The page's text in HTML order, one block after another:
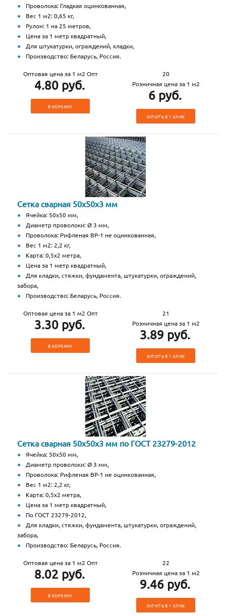
Проволока: Гладкая оцинкованная,
Вес 1 м2: 0,65 кг,
Рулон: 1 на 25 метров,
Цена за 1 метр квадратный,
Для штукатурки, ограждений, кладки,
Производство: Беларусь, Россия.
Оптовая цена за 1 м2 Опт
4.80 руб.
В КОРЗИНУ
20
Розничная цена за 1 м2
6 руб.
КУПИТЬ В 1 КЛИК
Сетка сварная 50х50х3 мм
Ячейка: 50х50 мм,
Диаметр проволоки: Ø 3 мм,
Проволока: Рифленая ВР-1 не оцинкованная,
Вес 1 м2: 2,2 кг,
Карта: 0,5х2 метра,
Цена за 1 метр квадратный,
Для кладки, стяжки, фундамента, штукатурки, ограждений,
забора,
Производство: Беларусь, Россия.
Оптовая цена за 1 м2 Опт
3.30 руб.
В КОРЗИНУ
21
Розничная цена за 1 м2
3.89 руб.
КУПИТЬ В 1 КЛИК
Сетка сварная 50х50х3 мм по ГОСТ 23279-2012
Ячейка: 50х50 мм,
Диаметр проволоки: Ø 3 мм,
Проволока: Рифленая ВР-1 не оцинкованная,
Вес 1 м2: 2,2 кг,
Карта: 0,5х2 метра,
Цена за 1 метр квадратный,
По ГОСТ 23279-2012,
Для кладки, стяжки, фундамента, штукатурки, ограждений,
забора,
Производство: Беларусь, Россия.
Оптовая цена за 1 м2 Опт
8.02 руб.
В КОРЗИНУ
22
Розничная цена за 1 м2
9.46 руб.
КУПИТЬ В 1 КЛИК